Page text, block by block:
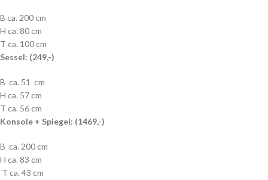
B ca. 200 cm
H ca. 80 cm
T ca. 100 cm
Sessel: (249,-)
B ca. 51 cm
H ca. 57 cm
T ca. 56 cm
Konsole + Spiegel: (1469,-)
B ca. 200 cm
H ca. 83 cm
T ca. 43 cm